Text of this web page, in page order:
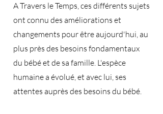
A Travers le Temps, ces différents sujets
ont connu des améliorations et
changements pour être aujourd'hui, au
plus près des besoins fondamentaux
du bébé et de sa famille. L'espèce
humaine a évolué, et avec lui, ses
attentes auprès des besoins du bébé.